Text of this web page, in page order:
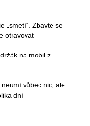
„smetí“. Zbavte se
otravovat
na mobil z
neumí vůbec nic, ale
dní